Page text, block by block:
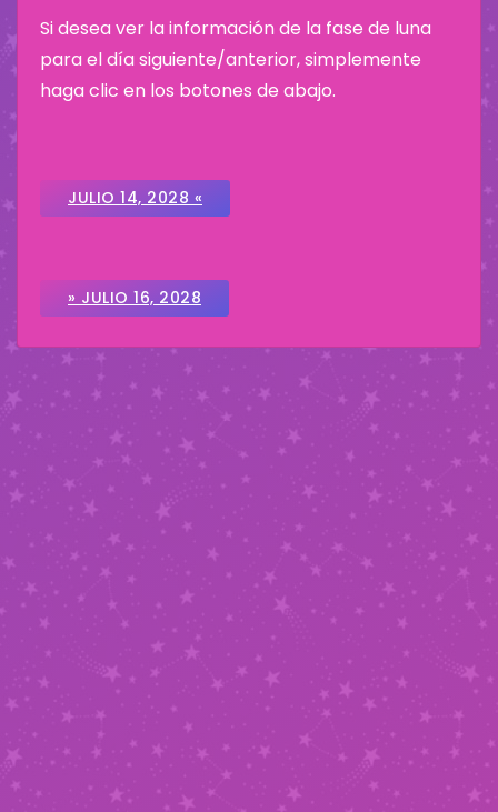
Si desea ver la información de la fase de luna
para el día siguiente/anterior, simplemente
haga clic en los botones de abajo.
JULIO 14, 2028 «
» JULIO 16, 2028